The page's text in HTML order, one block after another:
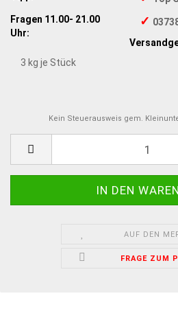
Fragen 11.00- 21.00
Uhr:
✓
3 kg je Stück
Kein Steuerausweis gem.
AUF DEN
FRAGE ZUM